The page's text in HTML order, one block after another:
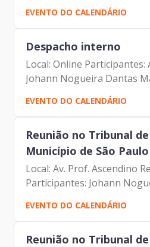
EVENTO DO CALENDÁRIO
Despacho interno
Local: Online Participantes:
Johann Nogueira Dantas
EVENTO DO CALENDÁRIO
Reunião no Tribunal
Município de São
Local: Av. Prof. Ascendino
Participantes: Johann
EVENTO DO CALENDÁRIO
Reunião no Tribunal